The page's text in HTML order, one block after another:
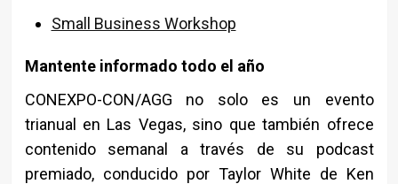
Small Business Workshop
Mantente informado todo el año
CONEXPO-CON/AGG no solo es un evento
trianual en Las Vegas, sino que también ofrece
contenido semanal a través de su podcast
premiado, conducido por Taylor White de Ken